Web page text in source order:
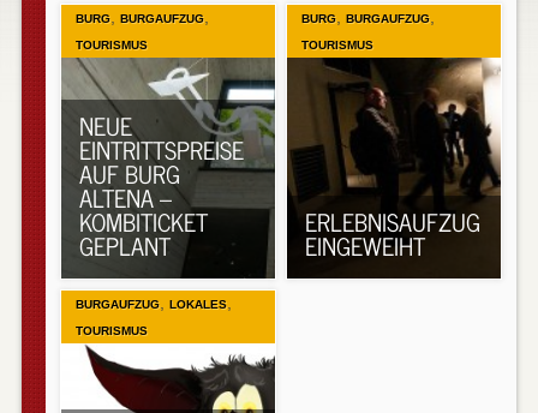
BURG, BURGAUFZUG,
TOURISMUS
NEUE
EINTRITTSPREISE
AUF BURG
ALTENA –
KOMBITICKET
GEPLANT
BURG, BURGAUFZUG,
TOURISMUS
ERLEBNISAUFZUG
EINGEWEIHT
BURGAUFZUG, LOKALES,
TOURISMUS